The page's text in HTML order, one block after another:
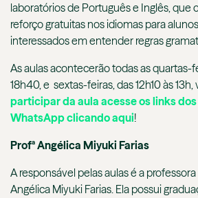
laboratórios de Português e Inglês, que
reforço gratuitas nos idiomas para
interessados em entender regras
As aulas acontecerão todas as quartas-
18h40, e sextas-feiras, das 12h10 às 13h,
participar da aula acesse os links
WhatsApp clicando aqui!
Profª Angélica Miyuki Farias
A responsável pelas aulas é a professora
Angélica Miyuki Farias. Ela possui